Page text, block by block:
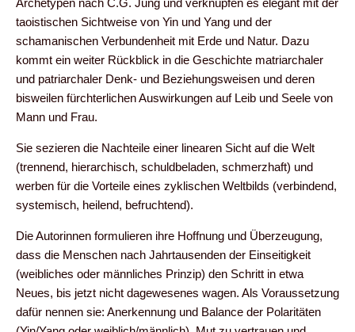
Archetypen nach C.G. Jung und verknüpfen es elegant mit der
taoistischen Sichtweise von Yin und Yang und der
schamanischen Verbundenheit mit Erde und Natur. Dazu
kommt ein weiter Rückblick in die Geschichte matriarchaler
und patriarchaler Denk- und Beziehungsweisen und deren
bisweilen fürchterlichen Auswirkungen auf Leib und Seele von
Mann und Frau.
Sie sezieren die Nachteile einer linearen Sicht auf die Welt
(trennend, hierarchisch, schuldbeladen, schmerzhaft) und
werben für die Vorteile eines zyklischen Weltbilds (verbindend,
systemisch, heilend, befruchtend).
Die Autorinnen formulieren ihre Hoffnung und Überzeugung,
dass die Menschen nach Jahrtausenden der Einseitigkeit
(weibliches oder männliches Prinzip) den Schritt in etwa
Neues, bis jetzt nicht dagewesenes wagen. Als Voraussetzung
dafür nennen sie: Anerkennung und Balance der Polaritäten